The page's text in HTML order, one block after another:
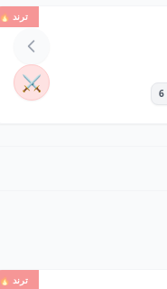
ترند 🔥
⚔️
ترند 🔥